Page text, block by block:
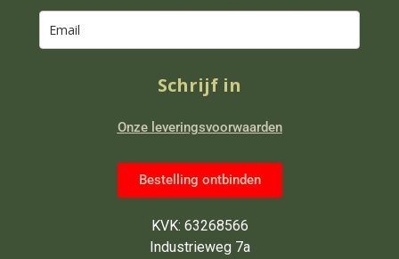
Schrijf in
Onze leveringsvoorwaarden
Bestelling ontbinden
KVK: 63268566
Industrieweg 7a